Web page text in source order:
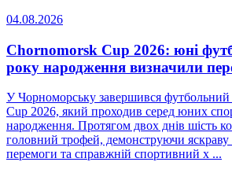
04.08.2026
Chornomorsk Cup 2026: юні
року народження визначили
У Чорноморську завершився футбольний
Cup 2026, який проходив серед юних
народження. Протягом двох днів шість
головний трофей, демонструючи яскраву
перемоги та справжній спортивний х ...